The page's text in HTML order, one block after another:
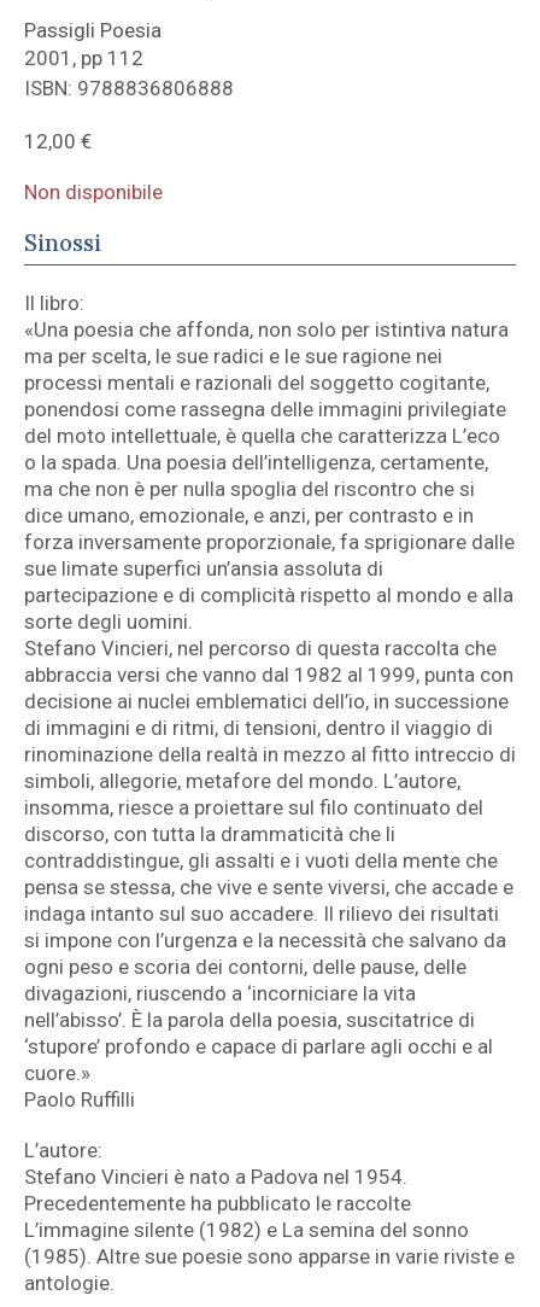
Passigli Poesia
2001, pp 112
ISBN: 9788836806888
12,00 €
Non disponibile
Sinossi
Il libro:
«Una poesia che affonda, non solo per istintiva natura
ma per scelta, le sue radici e le sue ragione nei
processi mentali e razionali del soggetto cogitante,
ponendosi come rassegna delle immagini privilegiate
del moto intellettuale, è quella che caratterizza L’eco
o la spada. Una poesia dell’intelligenza, certamente,
ma che non è per nulla spoglia del riscontro che si
dice umano, emozionale, e anzi, per contrasto e in
forza inversamente proporzionale, fa sprigionare dalle
sue limate superfici un’ansia assoluta di
partecipazione e di complicità rispetto al mondo e alla
sorte degli uomini.
Stefano Vincieri, nel percorso di questa raccolta che
abbraccia versi che vanno dal 1982 al 1999, punta con
decisione ai nuclei emblematici dell’io, in successione
di immagini e di ritmi, di tensioni, dentro il viaggio di
rinominazione della realtà in mezzo al fitto intreccio di
simboli, allegorie, metafore del mondo. L’autore,
insomma, riesce a proiettare sul filo continuato del
discorso, con tutta la drammaticità che li
contraddistingue, gli assalti e i vuoti della mente che
pensa se stessa, che vive e sente viversi, che accade e
indaga intanto sul suo accadere. Il rilievo dei risultati
si impone con l’urgenza e la necessità che salvano da
ogni peso e scoria dei contorni, delle pause, delle
divagazioni, riuscendo a ‘incorniciare la vita
nell’abisso’. È la parola della poesia, suscitatrice di
‘stupore’ profondo e capace di parlare agli occhi e al
cuore.»
Paolo Ruffilli
L’autore:
Stefano Vincieri è nato a Padova nel 1954.
Precedentemente ha pubblicato le raccolte
L’immagine silente (1982) e La semina del sonno
(1985). Altre sue poesie sono apparse in varie riviste e
antologie.